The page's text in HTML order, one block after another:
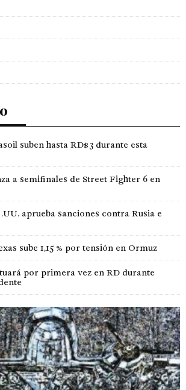
suben hasta RD$3 durante esta
a semifinales de Street Fighter 6 en
aprueba sanciones contra Rusia e
sube 1,15 % por tensión en Ormuz
por primera vez en RD durante